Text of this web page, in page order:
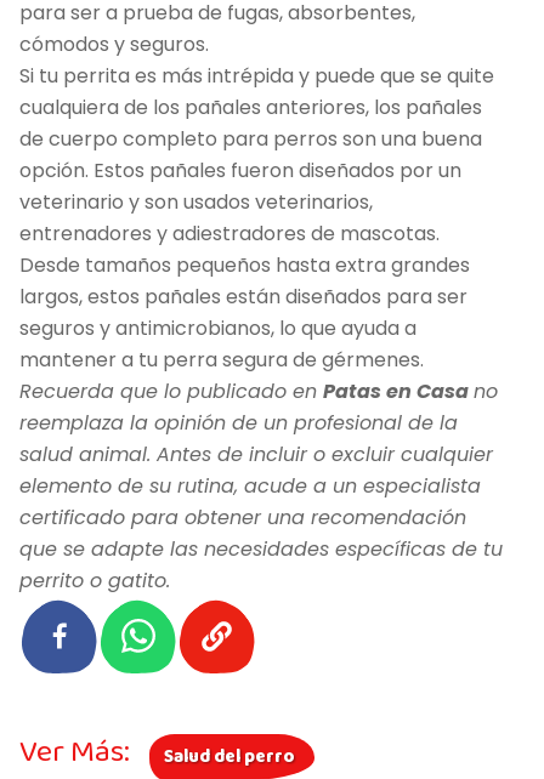
para ser a prueba de fugas, absorbentes,
cómodos y seguros.
Si tu perrita es más intrépida y puede que se quite
cualquiera de los pañales anteriores, los pañales
de cuerpo completo para perros son una buena
opción. Estos pañales fueron diseñados por un
veterinario y son usados veterinarios,
entrenadores y adiestradores de mascotas.
Desde tamaños pequeños hasta extra grandes
largos, estos pañales están diseñados para ser
seguros y antimicrobianos, lo que ayuda a
mantener a tu perra segura de gérmenes.
Recuerda que lo publicado en Patas en Casano
reemplaza la opinión de un profesional de la
salud animal. Antes de incluir o excluir cualquier
elemento de su rutina, acude a un especialista
certificado para obtener una recomendación
que se adapte las necesidades específicas de tu
perrito o gatito.
Ver Más: Salud del perro